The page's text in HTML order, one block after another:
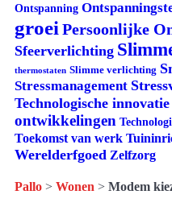
Ontspanning
groei Persoonlijke
Sfeerverlichting
thermostaten Slimme verlichting
Stressmanagement
Technologische innovatie
ontwikkelingen
Toekomst van werk
Werelderfgoed Zelfzorg
Pallo > Wonen > Modem